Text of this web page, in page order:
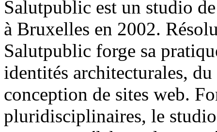
Salutpublic est un studio
à Bruxelles en 2002.
Salutpublic forge sa
identités architecturales, du
conception de sites web.
pluridisciplinaires, le